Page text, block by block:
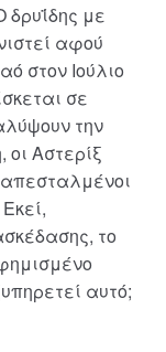
δρυΐδης με
αφού
στον Ιούλιο
σε
την
Αστερίξ
το
αυτό;